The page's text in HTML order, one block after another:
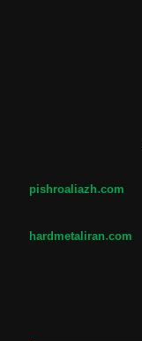
pishroaliazh.com
hardmetaliran.com